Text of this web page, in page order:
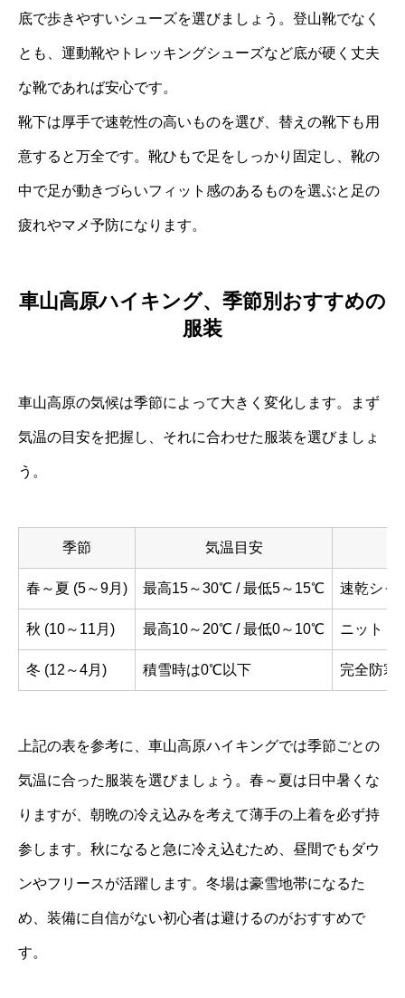
底で歩きやすいシューズを選びましょう。登山靴でなく
とも、運動靴やトレッキングシューズなど底が硬く丈夫
な靴であれば安心です。
靴下は厚手で速乾性の高いものを選び、替えの靴下も用
意すると万全です。靴ひもで足をしっかり固定し、靴の
中で足が動きづらいフィット感のあるものを選ぶと足の
疲れやマメ予防になります。
車山高原ハイキング、季節別おすすめの
服装
車山高原の気候は季節によって大きく変化します。まず
気温の目安を把握し、それに合わせた服装を選びましょ
う。
季節 気温目安
春～夏 (5～9月) 最高15～30℃ / 最低5～15℃ 速乾シャ
秋 (10～11月) 最高10～20℃ / 最低0～10℃ ニット・
冬 (12～4月) 積雪時は0℃以下 完全防寒
上記の表を参考に、車山高原ハイキングでは季節ごとの
気温に合った服装を選びましょう。春～夏は日中暑くな
りますが、朝晩の冷え込みを考えて薄手の上着を必ず持
参します。秋になると急に冷え込むため、昼間でもダウ
ンやフリースが活躍します。冬場は豪雪地帯になるた
め、装備に自信がない初心者は避けるのがおすすめで
す。